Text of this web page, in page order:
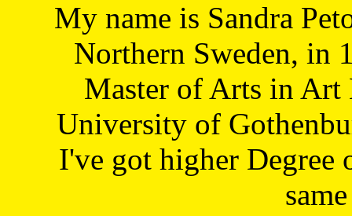
My name is Sandra
Northern Sweden, in
Master of Arts in Art
University of
I've got higher Degree